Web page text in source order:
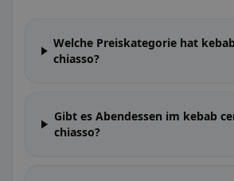
Welche Preiskategorie hat
chiasso?
Gibt es Abendessen im kebab
chiasso?